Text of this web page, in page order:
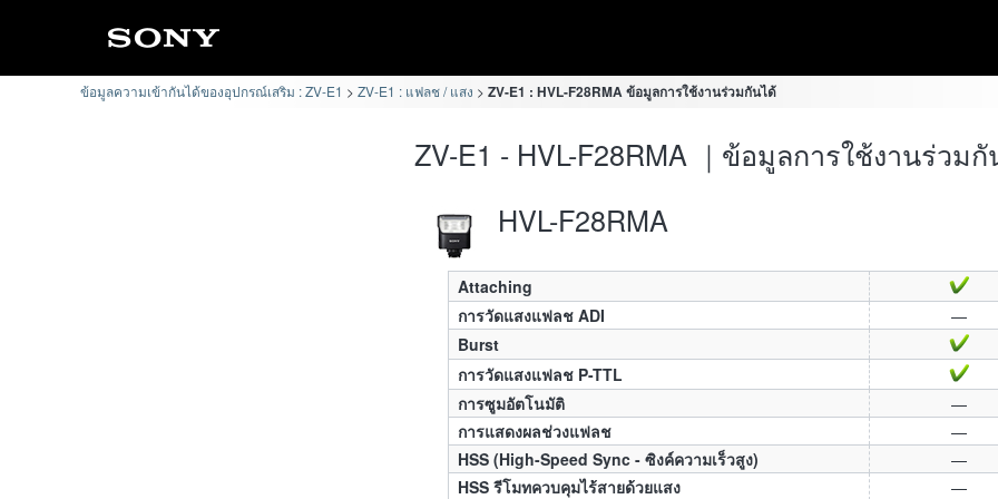
ข้อมูลความเข้ากันได้ของอุปกรณ์เสริม : ZV-E1 ZV-E1 : แฟลช / แสง ZV-E1 : HVL-F28RMA ข้อมูลการใช้งานร่วมกันได้
ZV-E1 - HVL-F28RMA ｜ข้อมูลการใช้งานร่วม
HVL-F28RMA
Attaching
การวัดแสงแฟลช ADI
—
Burst
การวัดแสงแฟลช P-TTL
การซูมอัตโนมัติ
—
การแสดงผลช่วงแฟลช
—
HSS (High-Speed Sync - ซิงค์ความเร็วสูง)
—
HSS รีโมทควบคุมไร้สายด้วยแสง
—